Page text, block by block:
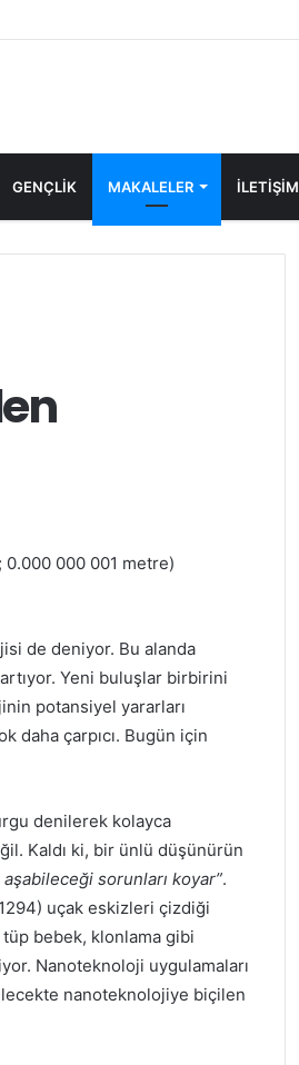
GENÇLİK MAKALELER ILETIŞIM
000 001 metre)
de deniyor. Bu alanda
Yeni buluşlar birbirini
potansiyel yararları
daha çarpıcı. Bugün için
denilerek kolayca
Kaldı ki, bir ünlü düşünürün
sorunları koyar”.
1294) uçak eskizleri çizdiği
bebek, klonlama gibi
Nanoteknoloji uygulamaları
nanoteknolojiye biçilen